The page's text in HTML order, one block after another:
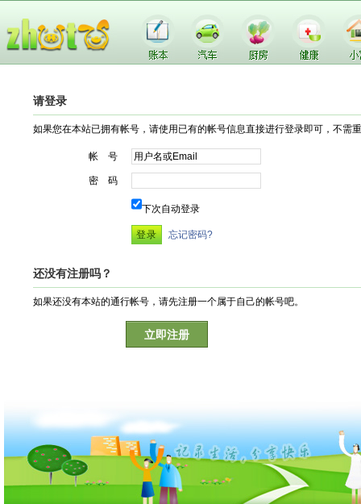
请登录
如果您在本站已拥有帐号，请使用已有的帐号信息直接进行登录即可，不需
帐 号
密 码
下次自动登录
忘记密码?
还没有注册吗？
如果还没有本站的通行帐号，请先注册一个属于自己的帐号吧。
立即注册